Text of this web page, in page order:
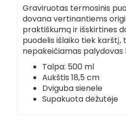
Graviruotas termosinis
dovana vertinantiems
praktiškumą ir išskirtines
puodelis išlaiko tiek karštį,
nepakeičiamas palydovas
Talpa: 500 ml
Aukštis 18,5 cm
Dviguba sienele
Supakuota dėžutėje